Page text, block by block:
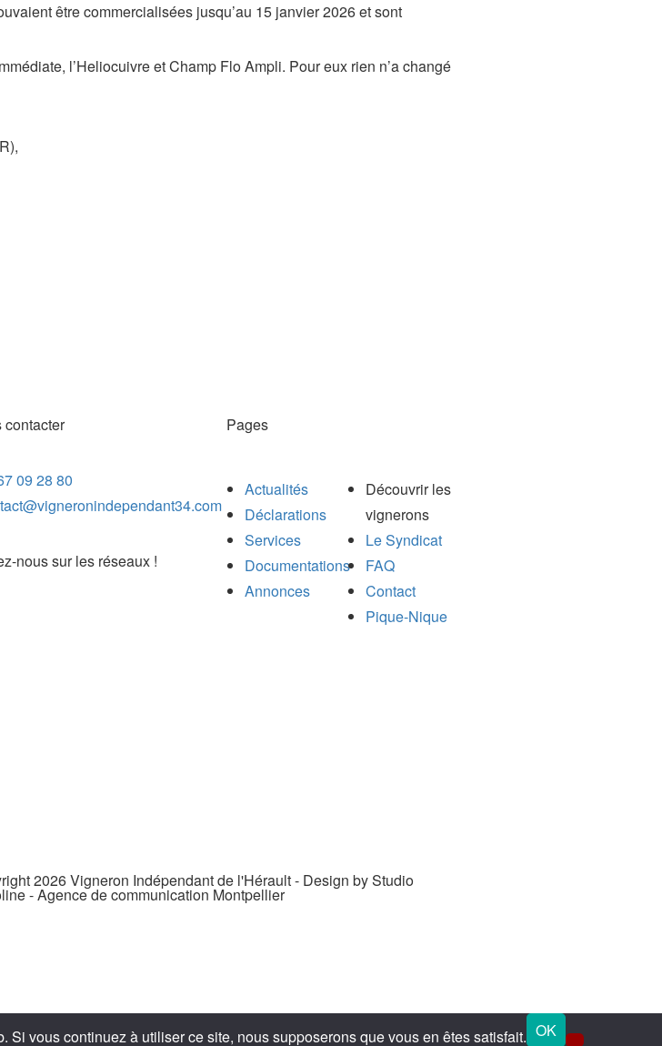
être commercialisées jusqu’au 15 janvier 2026 et sont
l’Heliocuivre et Champ Flo Ampli. Pour eux rien n’a changé
contacter
09 28 80
nous sur les réseaux !
Pages
Actualités
Déclarations
Services
Documentations
Annonces
Découvrir les
vignerons
Le Syndicat
FAQ
Contact
Pique-Nique
2026 Vigneron Indépendant de l'Hérault - Design by Studio
- Agence de communication Montpellier
vous continuez à utiliser ce site, nous supposerons que vous en êtes satisfait. OK